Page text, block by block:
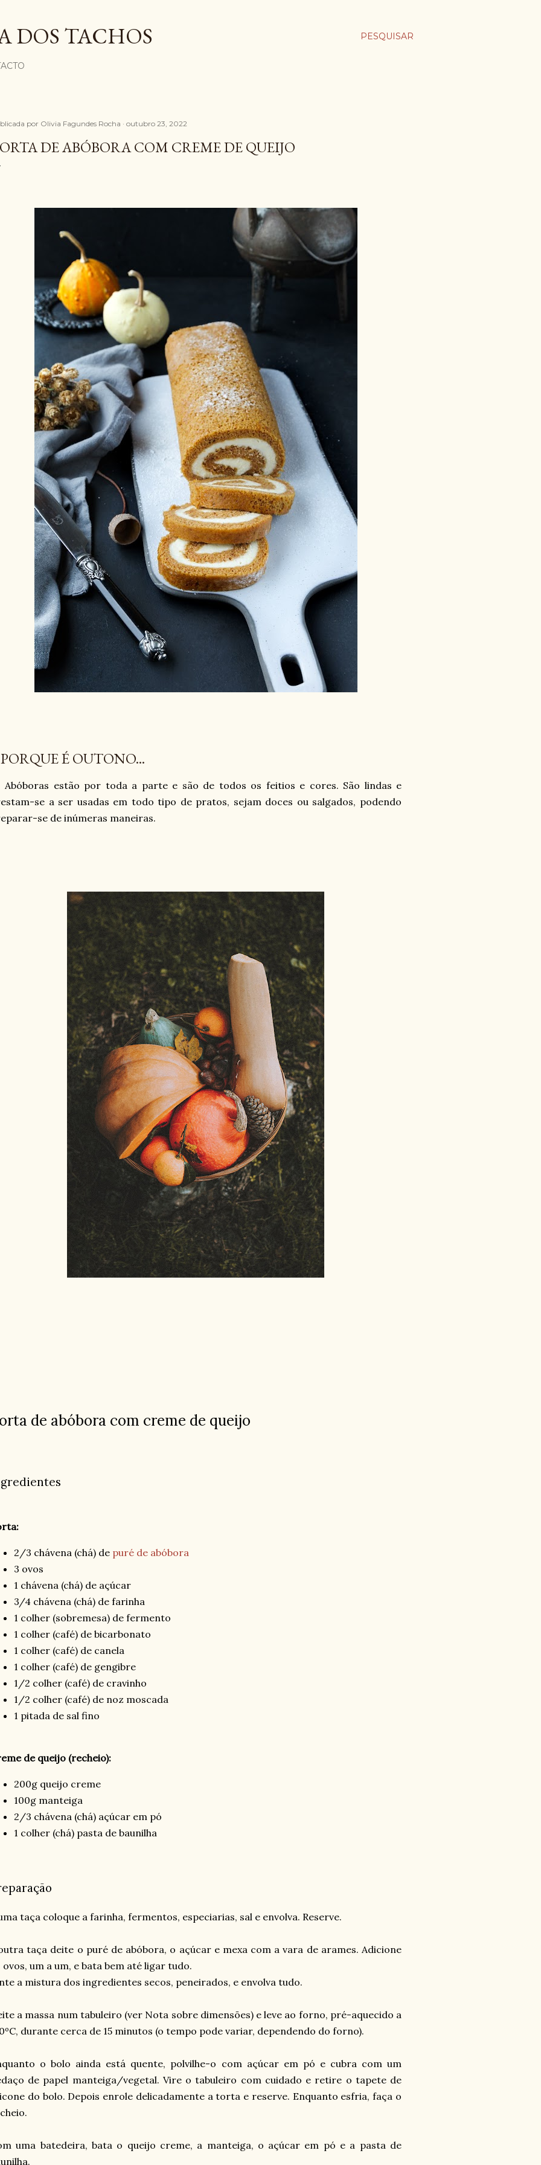
PESQUISAR
DOS TACHOS
por Olivia Fagundes Rocha outubro 23, 2022
DE ABÓBORA COM CREME DE QUEIJO
É OUTONO...
Abóboras estão por toda a parte e são de todos os feitios e cores. São lindas e
se a ser usadas em todo tipo de pratos, sejam doces ou salgados, podendo
se de inúmeras maneiras.
de abóbora com creme de queijo
2/3 chávena (chá) de puré de abóbora
3 ovos
1 chávena (chá) de açúcar
3/4 chávena (chá) de farinha
1 colher (sobremesa) de fermento
1 colher (café) de bicarbonato
1 colher (café) de canela
1 colher (café) de gengibre
1/2 colher (café) de cravinho
1/2 colher (café) de noz moscada
1 pitada de sal fino
de queijo (recheio):
200g queijo creme
100g manteiga
2/3 chávena (chá) açúcar em pó
1 colher (chá) pasta de baunilha
taça coloque a farinha, fermentos, especiarias, sal e envolva. Reserve.
taça deite o puré de abóbora, o açúcar e mexa com a vara de arames. Adicione
ovos, um a um, e bata bem até ligar tudo.
a mistura dos ingredientes secos, peneirados, e envolva tudo.
a massa num tabuleiro (ver Nota sobre dimensões) e leve ao forno, pré-aquecido a
durante cerca de 15 minutos (o tempo pode variar, dependendo do forno).
o bolo ainda está quente, polvilhe-o com açúcar em pó e cubra com um
de papel manteiga/vegetal. Vire o tabuleiro com cuidado e retire o tapete de
do bolo. Depois enrole delicadamente a torta e reserve. Enquanto esfria, faça o
uma batedeira, bata o queijo creme, a manteiga, o açúcar em pó e a pasta de